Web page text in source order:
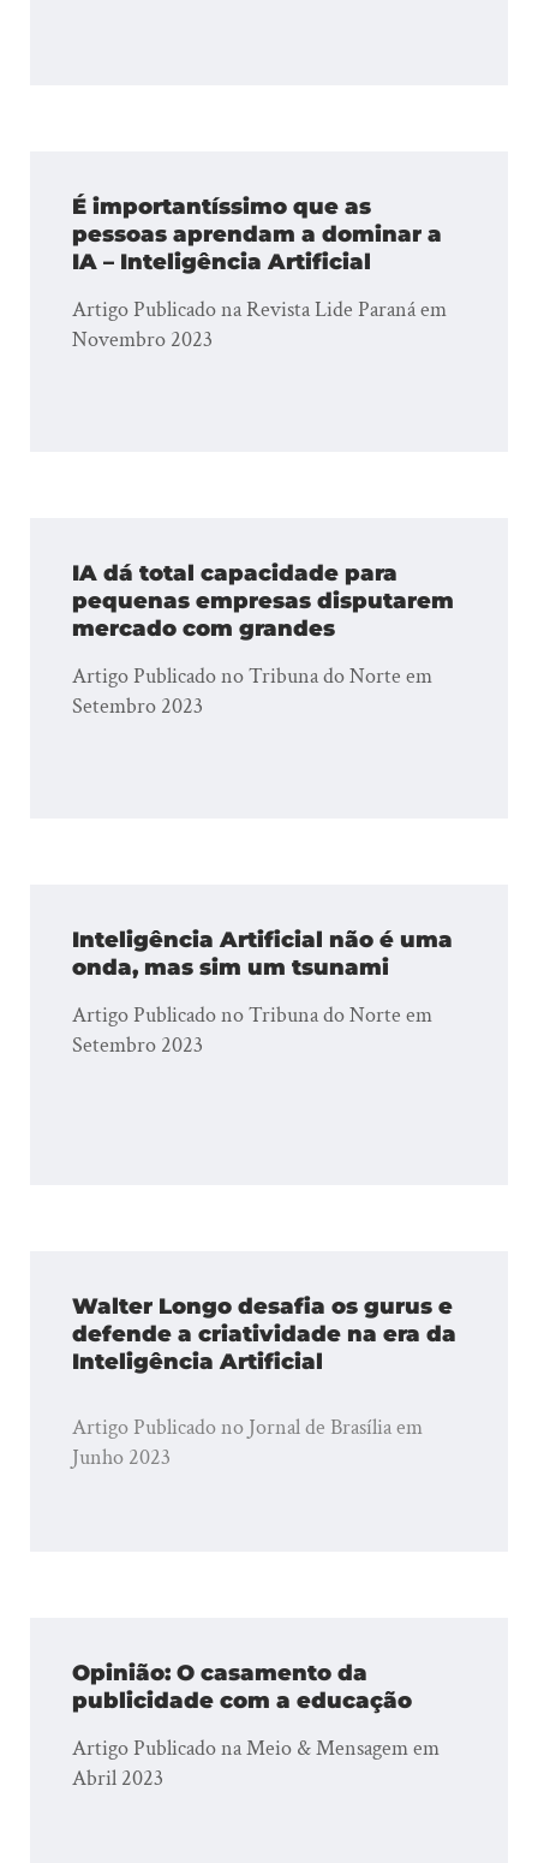
É importantíssimo que as
pessoas aprendam a dominar a
IA – Inteligência Artificial
Artigo Publicado na Revista Lide Paraná em
Novembro 2023
IA dá total capacidade para
pequenas empresas disputarem
mercado com grandes
Artigo Publicado no Tribuna do Norte em
Setembro 2023
Inteligência Artificial não é uma
onda, mas sim um tsunami
Artigo Publicado no Tribuna do Norte em
Setembro 2023
Walter Longo desafia os gurus e
defende a criatividade na era da
Inteligência Artificial
Artigo Publicado no Jornal de Brasília em
Junho 2023
Opinião: O casamento da
publicidade com a educação
Artigo Publicado na Meio & Mensagem em
Abril 2023